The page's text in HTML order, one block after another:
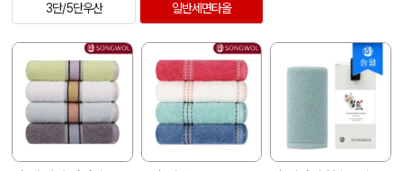
3단/5단우산 일반세면타올